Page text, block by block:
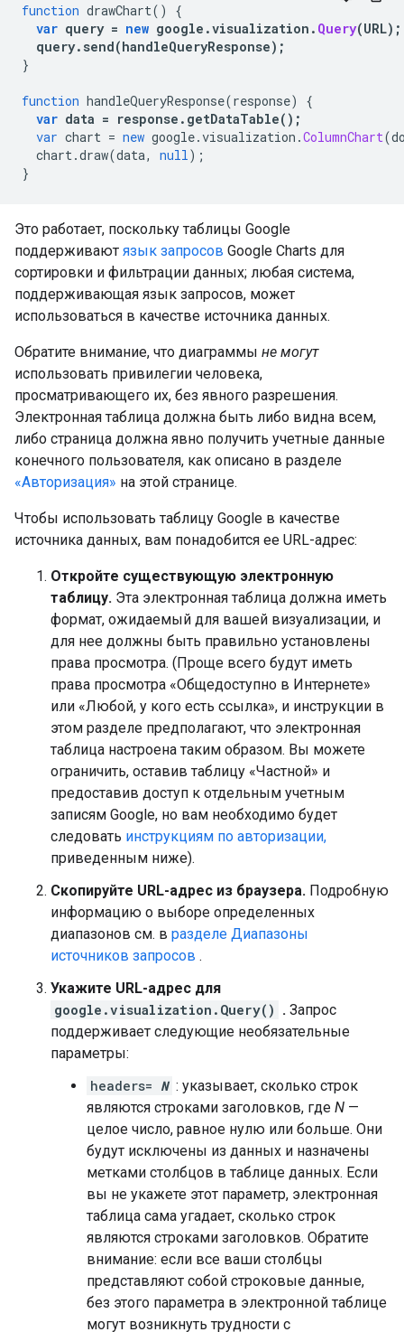
function drawChart()
{
var query = new google .visualization . Query(URL);
query. send(handleQueryResponse);
}
function handleQueryResponse(response)
{
var data = response . getDataTable();
var chart = new google.visualization .ColumnChart(
chart .draw(data, null );
}
Это работает, поскольку таблицы Google
поддерживают язык запросов Google Charts для
сортировки и фильтрации данных; любая система,
поддерживающая язык запросов, может
использоваться в качестве источника данных.
Обратите внимание, что диаграммы не могут
использовать привилегии человека,
просматривающего их, без явного разрешения.
Электронная таблица должна быть либо видна всем,
либо страница должна явно получить учетные данные
конечного пользователя, как описано в разделе
«Авторизация» на этой странице.
Чтобы использовать таблицу Google в качестве
источника данных, вам понадобится ее URL-адрес:
Откройте существующую электронную
таблицу. Эта электронная таблица должна иметь
формат, ожидаемый для вашей визуализации, и
для нее должны быть правильно установлены
права просмотра. (Проще всего будут иметь
права просмотра «Общедоступно в Интернете»
или «Любой, у кого есть ссылка», и инструкции в
этом разделе предполагают, что электронная
таблица настроена таким образом. Вы можете
ограничить, оставив таблицу «Частной» и
предоставив доступ к отдельным учетным
записям Google, но вам необходимо будет
следовать инструкциям по авторизации,
приведенным ниже).
Скопируйте URL-адрес из браузера. Подробную
информацию о выборе определенных
диапазонов см. в разделе Диапазоны
источников запросов .
Укажите URL-адрес для
google.visualization.Query() . Запрос
поддерживает следующие необязательные
параметры:
headers= N : указывает, сколько строк
являются строками заголовков, где N —
целое число, равное нулю или больше. Они
будут исключены из данных и назначены
метками столбцов в таблице данных. Если
вы не укажете этот параметр, электронная
таблица сама угадает, сколько строк
являются строками заголовков. Обратите
внимание: если все ваши столбцы
представляют собой строковые данные,
без этого параметра в электронной таблице
могут возникнуть трудности с